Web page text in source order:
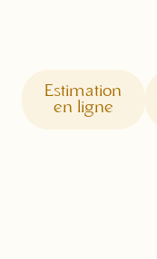
Estimation
en ligne